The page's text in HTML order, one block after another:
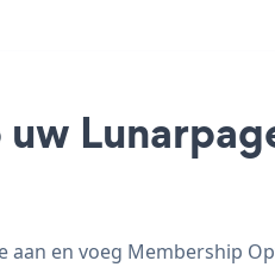
en voeg Membership